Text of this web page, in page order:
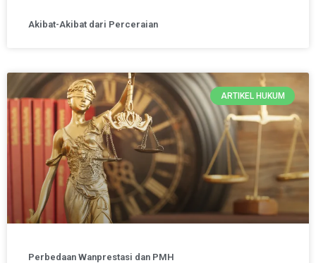
Akibat-Akibat dari Perceraian
ARTIKEL HUKUM
Perbedaan Wanprestasi dan PMH